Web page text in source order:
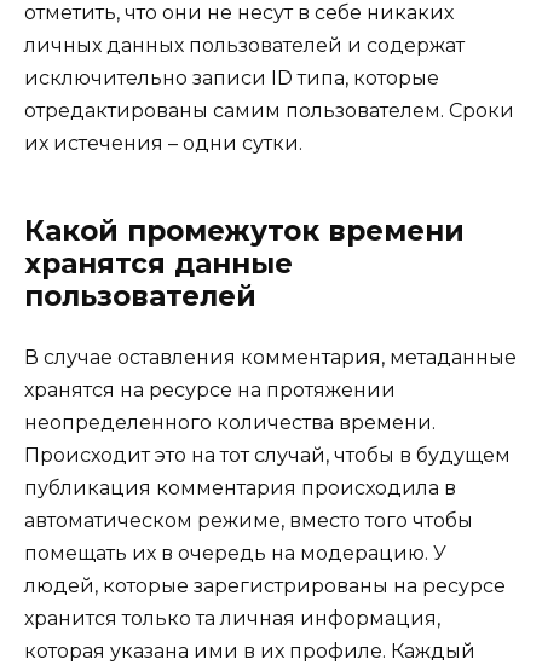
отметить, что они не несут в себе никаких
личных данных пользователей и содержат
исключительно записи ID типа, которые
отредактированы самим пользователем. Сроки
их истечения – одни сутки.
Какой промежуток времени
хранятся данные
пользователей
В случае оставления комментария, метаданные
хранятся на ресурсе на протяжении
неопределенного количества времени.
Происходит это на тот случай, чтобы в будущем
публикация комментария происходила в
автоматическом режиме, вместо того чтобы
помещать их в очередь на модерацию. У
людей, которые зарегистрированы на ресурсе
хранится только та личная информация,
которая указана ими в их профиле. Каждый